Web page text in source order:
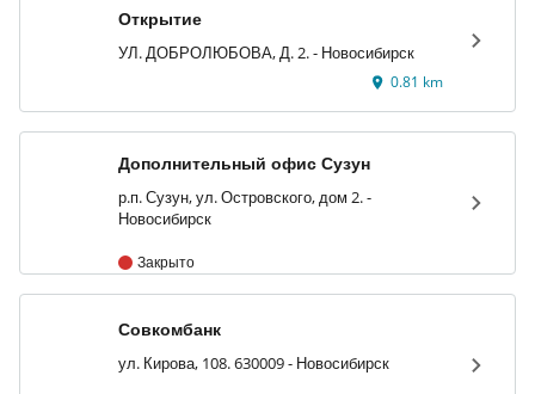
Открытие
УЛ. ДОБРОЛЮБОВА, Д. 2. - Новосибирск
0.81 km
Дополнительный офис Сузун
р.п. Сузун, ул. Островского, дом 2. -
Новосибирск
Закрыто
Совкомбанк
ул. Кирова, 108. 630009 - Новосибирск